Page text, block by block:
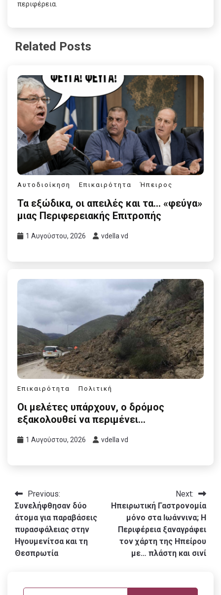
περιφέρεια.
Related Posts
Αυτοδιοίκηση Επικαιρότητα Ήπειρος
Τα εξώδικα, οι απειλές και τα… «φεύγα»
μιας Περιφερειακής Επιτροπής
1 Αυγούστου, 2026 vdella vd
Επικαιρότητα Πολιτική
Οι μελέτες υπάρχουν, ο δρόμος
εξακολουθεί να περιμένει…
1 Αυγούστου, 2026 vdella vd
Πλοήγηση
άρθρων
Previous:
Συνελήφθησαν δύο
άτομα για παραβάσεις
πυρασφάλειας στην
Ηγουμενίτσα και τη
Θεσπρωτία
Next:
Ηπειρωτική Γαστρονομία
μόνο στα Ιωάννινα; Η
Περιφέρεια ξαναγράφει
τον χάρτη της Ηπείρου
με… πλάστη και σινί